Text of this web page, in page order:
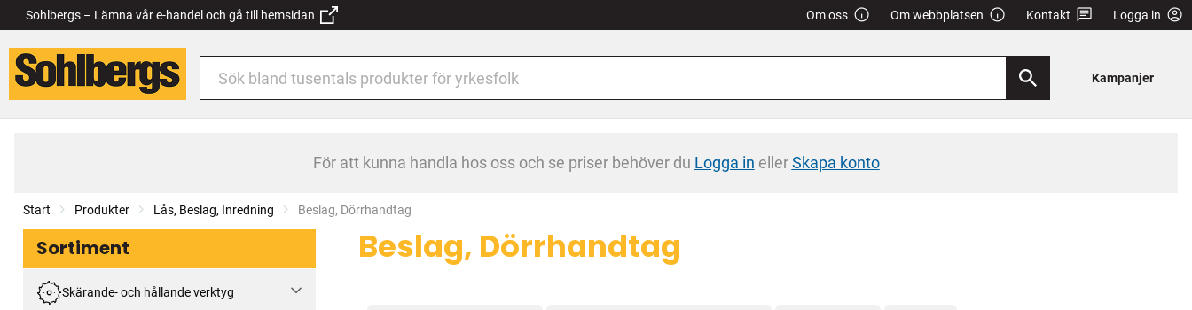
Sohlbergs – Lämna vår e-handel och gå till hemsidan Om oss Om webbplatsen Kontakt Logga in
Kampanjer
För att kunna handla hos oss och se priser behöver du Logga in ellerSkapa konto
Start Produkter Lås, Beslag, Inredning Current:
Beslag, Dörrhandtag
Sortiment
Skärande- och hållande verktyg
Beslag, Dörrhandtag